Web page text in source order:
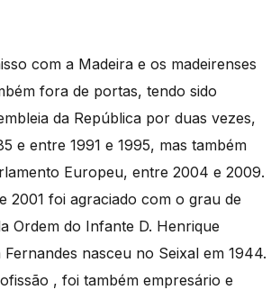
com a Madeira e os madeirenses
fora de portas, tendo sido
da República por duas vezes,
e entre 1991 e 1995, mas também
Europeu, entre 2004 e 2009.
2001 foi agraciado com o grau de
Ordem do Infante D. Henrique
nasceu no Seixal em 1944.
, foi também empresário e